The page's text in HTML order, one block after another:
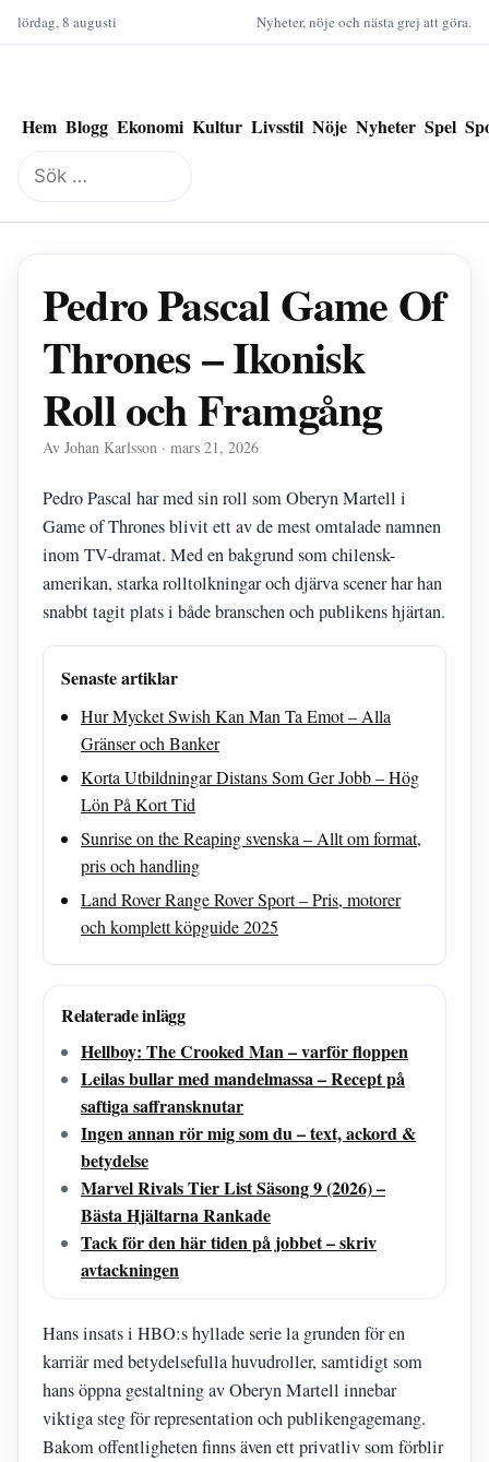
lördag, 8 augusti Nyheter, nöje och nästa grej att göra.
Hem Blogg Ekonomi Kultur Livsstil Nöje Nyheter Spel
Sök
efter:
Pedro Pascal Game Of
Thrones – Ikonisk
Roll och Framgång
Av Johan Karlsson · mars 21, 2026
Pedro Pascal har med sin roll som Oberyn Martell i
Game of Thrones blivit ett av de mest omtalade namnen
inom TV-dramat. Med en bakgrund som chilensk-
amerikan, starka rolltolkningar och djärva scener har han
snabbt tagit plats i både branschen och publikens hjärtan.
Senaste artiklar
Hur Mycket Swish Kan Man Ta Emot – Alla
Gränser och Banker
Korta Utbildningar Distans Som Ger Jobb – Hög
Lön På Kort Tid
Sunrise on the Reaping svenska – Allt om format,
pris och handling
Land Rover Range Rover Sport – Pris, motorer
och komplett köpguide 2025
Relaterade inlägg
Hellboy: The Crooked Man – varför floppen
Leilas bullar med mandelmassa – Recept på
saftiga saffransknutar
Ingen annan rör mig som du – text, ackord &
betydelse
Marvel Rivals Tier List Säsong 9 (2026) –
Bästa Hjältarna Rankade
Tack för den här tiden på jobbet – skriv
avtackningen
Hans insats i HBO:s hyllade serie la grunden för en
karriär med betydelsefulla huvudroller, samtidigt som
hans öppna gestaltning av Oberyn Martell innebar
viktiga steg för representation och publikengagemang.
Bakom offentligheten finns även ett privatliv som förblir